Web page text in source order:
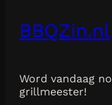
BBQZin.nl
Word vandaag
grillmeester!